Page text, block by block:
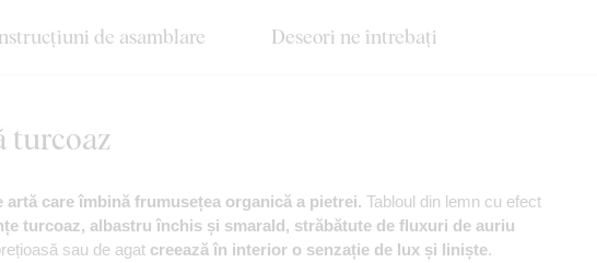
de asamblare Deseori ne întrebați
turcoaz
care îmbină frumusețea organică a pietrei. Tabloul din lemn cu efect
turcoaz, albastru închis și smarald, străbătute de fluxuri de auriu
sau de agat creează în interior o senzație de lux și liniște.